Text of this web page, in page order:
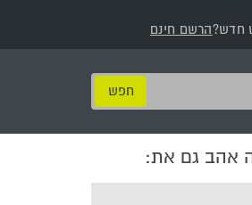
חדש?הרשם חינם
חיפוש
שיר
/
זמראהב גם את: